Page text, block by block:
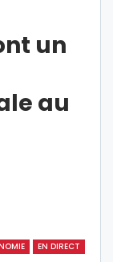
un
au
EN DIRECT